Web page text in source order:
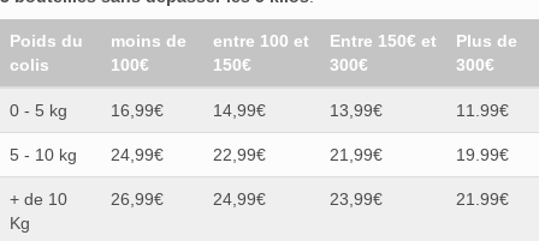
Poids du
colis
moins de
100€
entre 100 et
150€
Entre 150€ et
300€
Plus de
300€
0 - 5 kg 16,99€ 14,99€ 13,99€ 11.99€
5 - 10 kg 24,99€ 22,99€ 21,99€ 19.99€
+ de 10
Kg
26,99€ 24,99€ 23,99€ 21.99€